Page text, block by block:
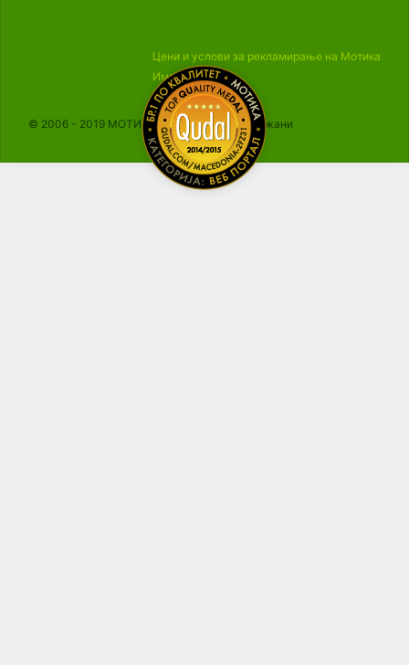
Цени и услови за рекламирање на Мотика
Импресум
© 2006 - 2019 МОТИКА, Сите права се задржани